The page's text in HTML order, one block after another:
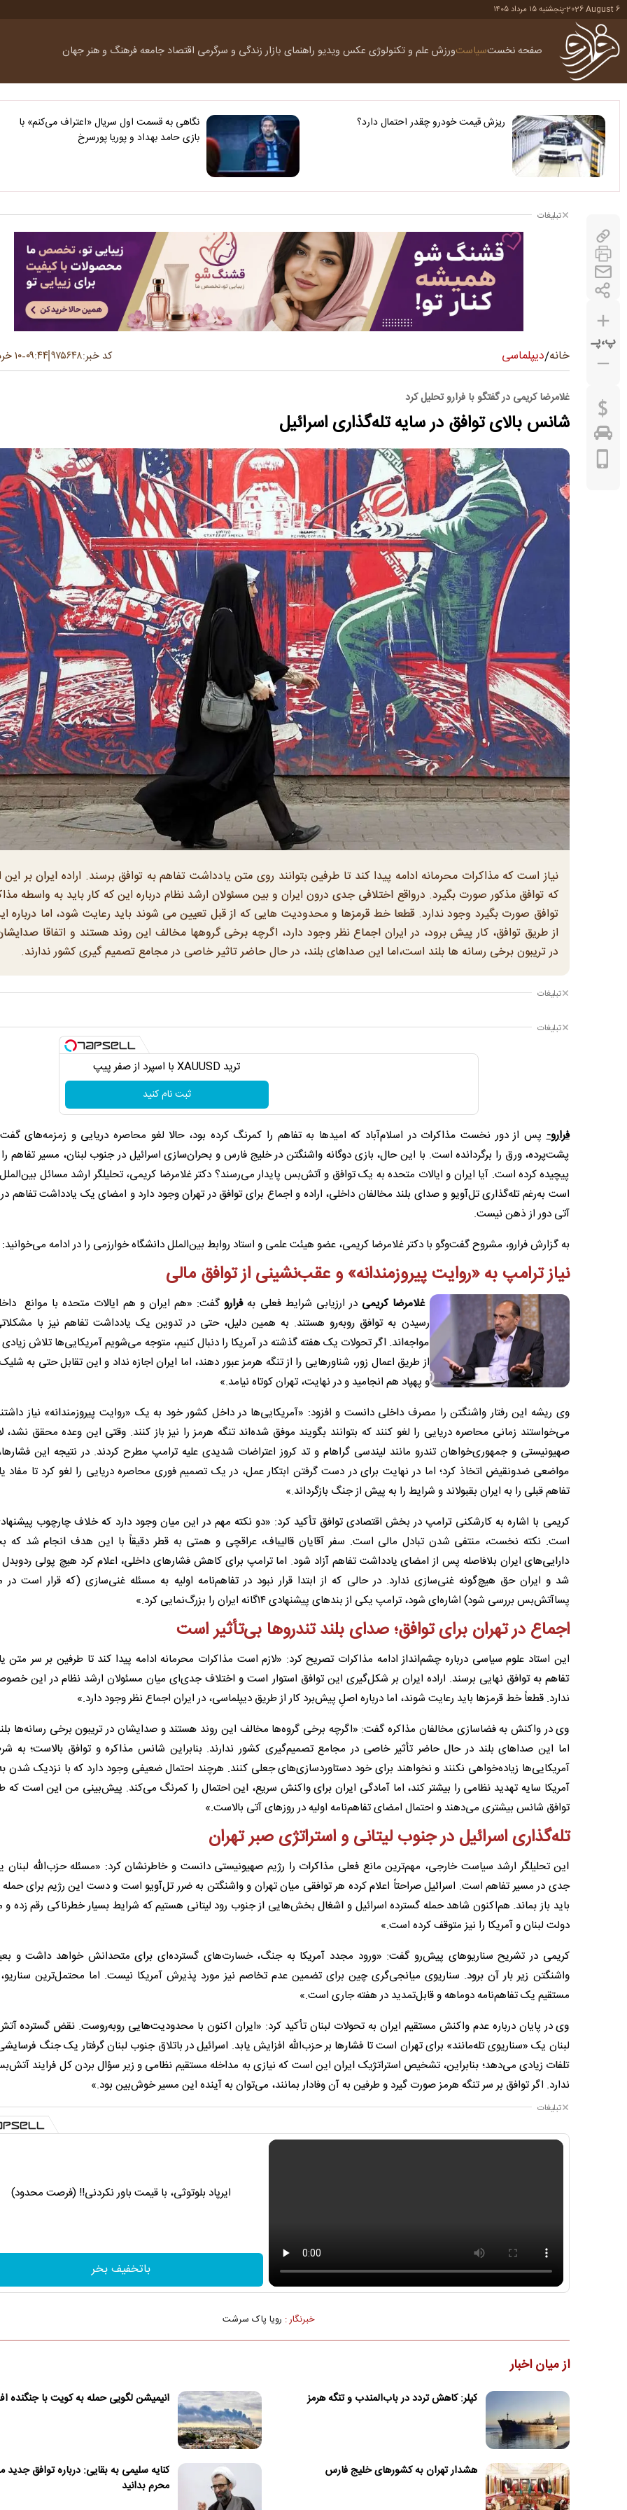
2026 August 6
-پنجشنبه ۱۵ مرداد ۱۴۰۵
صفحه نخستسیاستورزش علم و تکنولوژی عکس ویدیو راهنمای بازارزندگی و سرگرمی اقتصاد جامعهفرهنگ و هنرجهان
ریزش قیمت خودرو چقدر احتمال دارد؟
نگاهی به قسمت اول سریال «اعتراف می‌کنم» با
بازی حامد بهداد و پوریا پورسرخ
پ،پـ
تبلیغات
خانه/دیپلماسی کد خبر:۹۷۵۶۴۸ ۰۹:۴۴-۱۰ خرداد ۱۴۰۵
غلامرضا کریمی در گفتگو با فرارو تحلیل کرد
شانس بالای توافق در سایه تله‌گذاری اسرائیل
نیاز است که مذاکرات محرمانه ادامه پیدا کند تا طرفین بتوانند روی متن یادداشت تفاهم به توافق برسند. اراده ایران بر
که توافق مذکور صورت بگیرد. درواقع اختلافی جدی درون ایران و بین مسئولان ارشد نظام درباره این که کار باید به واسطه
توافق صورت بگیرد وجود ندارد. قطعا خط قرمزها و محدودیت هایی که از قبل تعیین می شوند باید رعایت شود، اما درباره
از طریق توافق، کار پیش برود، در ایران اجماع نظر وجود دارد، اگرچه برخی گروهها مخالف این روند هستند و اتفاقا
در تریبون برخی رسانه ها بلند است،اما این صداهای بلند، در حال حاضر تاثیر خاصی در مجامع تصمیم گیری کشور ندارند.
تبلیغات
تبلیغات
ترید XAUUSD با اسپرد از صفر پیپ
ثبت نام کنید
فرارو-پس از دور نخست مذاکرات در اسلام‌آباد که امیدها به تفاهم را کمرنگ کرده بود، حالا لغو محاصره دریایی و زمزمه‌های
پشت‌پرده، ورق را برگردانده است. با این حال، بازی دوگانه واشنگتن در خلیج فارس و بحران‌سازی اسرائیل در جنوب لبنان، مسیر تفاهم
پیچیده کرده است. آیا ایران و ایالات متحده به یک توافق و آتش‌بس پایدار می‌رسند؟ دکتر غلامرضا کریمی، تحلیلگر ارشد مسائل
است به‌رغم تله‌گذاری تل‌آویو و صدای بلند مخالفان داخلی، اراده و اجماع برای توافق در تهران وجود دارد و امضای یک یادداشت تفاهم
آتی دور از ذهن نیست.
به گزارش فرارو، مشروح گفت‌وگو با دکتر غلامرضا کریمی، عضو هیئت علمی و استاد روابط بین‌الملل دانشگاه خوارزمی را در ادامه می‌خوانید:
نیاز ترامپ به «روایت پیروزمندانه» و عقب‌نشینی از توافق مالی
غلامرضا کریمی در ارزیابی شرایط فعلی بهفراروگفت: «هم ایران و هم ایالات متحده با موانع
رسیدن به توافق روبه‌رو هستند. به همین دلیل، حتی در تدوین یک یادداشت تفاهم نیز با
مواجه‌اند. اگر تحولات یک هفته گذشته در آمریکا را دنبال کنیم، متوجه می‌شویم آمریکایی‌ها تلاش زیادی
از طریق اعمال زور، شناورهایی را از تنگه هرمز عبور دهند، اما ایران اجازه نداد و این تقابل حتی به
و پهپاد هم انجامید و در نهایت، تهران کوتاه نیامد.»
وی ریشه این رفتار واشنگتن را مصرف داخلی دانست و افزود: «آمریکایی‌ها در داخل کشور خود به یک «روایت پیروزمندانه» نیاز
می‌خواستند زمانی محاصره دریایی را لغو کنند که بتوانند بگویند موفق شده‌اند تنگه هرمز را نیز باز کنند. وقتی این وعده محقق نشد،
صهیونیستی و جمهوری‌خواهان تندرو مانند لیندسی گراهام و تد کروز اعتراضات شدیدی علیه ترامپ مطرح کردند. در نتیجه این
مواضعی ضدونقیض اتخاذ کرد؛ اما در نهایت برای در دست گرفتن ابتکار عمل، در یک تصمیم فوری محاصره دریایی را لغو کرد تا مفاد
تفاهم قبلی را به ایران بقبولاند و شرایط را به پیش از جنگ بازگرداند.»
کریمی با اشاره به کارشکنی ترامپ در بخش اقتصادی توافق تأکید کرد: «دو نکته مهم در این میان وجود دارد که خلاف چارچوب
است. نکته نخست، منتفی شدن تبادل مالی است. سفر آقایان قالیباف، عراقچی و همتی به قطر دقیقاً با این هدف انجام شد که
دارایی‌های ایران بلافاصله پس از امضای یادداشت تفاهم آزاد شود. اما ترامپ برای کاهش فشارهای داخلی، اعلام کرد هیچ پولی
شد و ایران حق هیچ‌گونه غنی‌سازی ندارد. در حالی که از ابتدا قرار نبود در تفاهم‌نامه اولیه به مسئله غنی‌سازی (که قرار است در
پساآتش‌بس بررسی شود) اشاره‌ای شود، ترامپ یکی از بندهای پیشنهادی ۱۴گانه ایران را بزرگ‌نمایی کرد.»
اجماع در تهران برای توافق؛ صدای بلند تندروها بی‌تأثیر است
این استاد علوم سیاسی درباره چشم‌انداز ادامه مذاکرات تصریح کرد: «لازم است مذاکرات محرمانه ادامه پیدا کند تا طرفین بر سر متن
تفاهم به توافق نهایی برسند. اراده ایران بر شکل‌گیری این توافق استوار است و اختلاف جدی‌ای میان مسئولان ارشد نظام در این
ندارد. قطعاً خط قرمزها باید رعایت شوند، اما درباره اصلِ پیش‌برد کار از طریق دیپلماسی، در ایران اجماع نظر وجود دارد.»
وی در واکنش به فضاسازی مخالفان مذاکره گفت: «اگرچه برخی گروه‌ها مخالف این روند هستند و صدایشان در تریبون برخی رسانه‌ها
اما این صداهای بلند در حال حاضر تأثیر خاصی در مجامع تصمیم‌گیری کشور ندارند. بنابراین شانس مذاکره و توافق بالاست؛ به
آمریکایی‌ها زیاده‌خواهی نکنند و نخواهند برای خود دستاوردسازی‌های جعلی کنند. هرچند احتمال ضعیفی وجود دارد که با نزدیک شدن
آمریکا سایه تهدید نظامی را بیشتر کند، اما آمادگی ایران برای واکنش سریع، این احتمال را کمرنگ می‌کند. پیش‌بینی من این است که
توافق شانس بیشتری می‌دهند و احتمال امضای تفاهم‌نامه اولیه در روزهای آتی بالاست.»
تله‌گذاری اسرائیل در جنوب لیتانی و استراتژی صبر تهران
این تحلیلگر ارشد سیاست خارجی، مهم‌ترین مانع فعلی مذاکرات را رژیم صهیونیستی دانست و خاطرنشان کرد: «مسئله حزب‌الله لبنان
جدی در مسیر تفاهم است. اسرائیل صراحتاً اعلام کرده هر توافقی میان تهران و واشنگتن به ضرر تل‌آویو است و دست این رژیم برای حمله
باید باز بماند. هم‌اکنون شاهد حمله گسترده اسرائیل و اشغال بخش‌هایی از جنوب رود لیتانی هستیم که شرایط بسیار خطرناکی رقم زده و
دولت لبنان و آمریکا را نیز متوقف کرده است.»
کریمی در تشریح سناریوهای پیش‌رو گفت: «ورود مجدد آمریکا به جنگ، خسارت‌های گسترده‌ای برای متحدانش خواهد داشت و
واشنگتن زیر بار آن برود. سناریوی میانجی‌گری چین برای تضمین عدم تخاصم نیز مورد پذیرش آمریکا نیست. اما محتمل‌ترین
مستقیم یک تفاهم‌نامه دوماهه و قابل‌تمدید در هفته جاری است.»
وی در پایان درباره عدم واکنش مستقیم ایران به تحولات لبنان تأکید کرد: «ایران اکنون با محدودیت‌هایی روبه‌روست. نقض گسترده
لبنان یک «سناریوی تله‌مانند» برای تهران است تا فشارها بر حزب‌الله افزایش یابد. اسرائیل در باتلاق جنوب لبنان گرفتار یک جنگ
تلفات زیادی می‌دهد؛ بنابراین، تشخیص استراتژیک ایران این است که نیازی به مداخله مستقیم نظامی و زیر سؤال بردن کل فرایند
ندارد. اگر توافق بر سر تنگه هرمز صورت گیرد و طرفین به آن وفادار بمانند، می‌توان به آینده این مسیر خوش‌بین بود.»
تبلیغات
ایرپاد بلوتوثی، با قیمت باور نکردنی!! (فرصت محدود)
باتخفیف بخر
خبرنگار : رویا پاک سرشت
از میان اخبار
کپلر: کاهش تردد در باب‌المندب و تنگه هرمز انیمیشن لگویی حمله به کویت با جنگنده
هشدار تهران به کشورهای خلیج فارس
کنایه سلیمی به بقایی: درباره توافق جدید
محرم بدانید